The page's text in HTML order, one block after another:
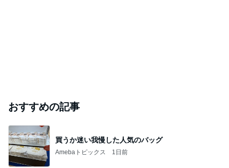
おすすめの記事
買うか迷い我慢した人気のバッグ
Amebaトピックス 1日前